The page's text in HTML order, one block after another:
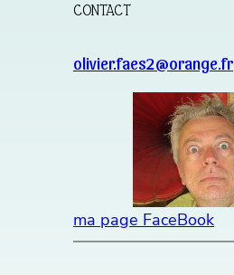
CONTACT
olivier.faes2@orange.fr
ma page FaceBook